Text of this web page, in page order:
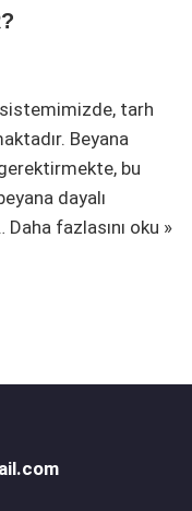
sistemimizde, tarh
Beyana
bu
dayalı
Daha fazlasını oku »